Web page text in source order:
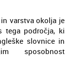
varstva okolja je
tega področja, ki
slovnice in
sposobnost